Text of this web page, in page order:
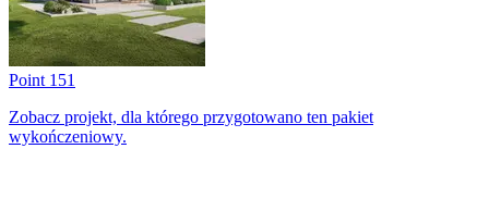
Point 151
Zobacz projekt, dla którego przygotowano ten pakiet
wykończeniowy.